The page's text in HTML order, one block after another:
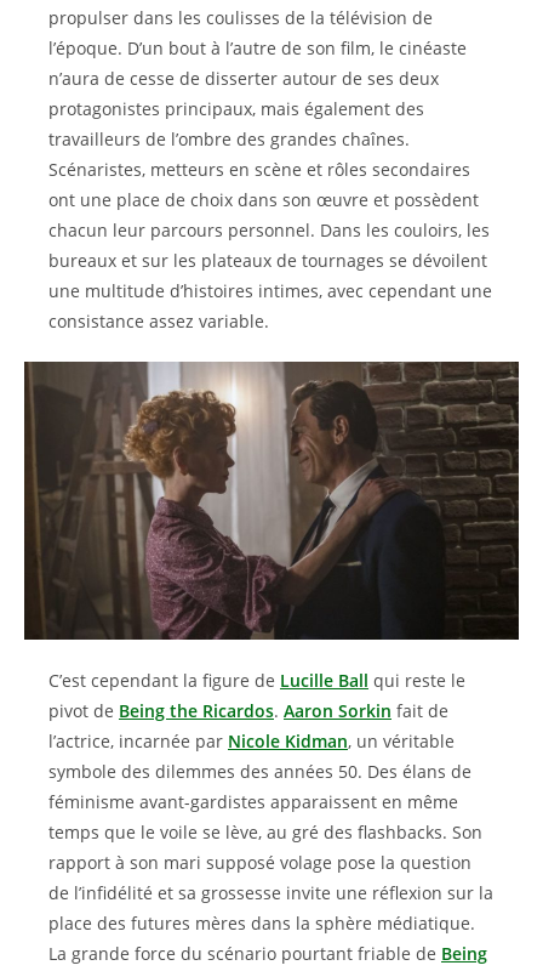
propulser dans les coulisses de la télévision de
l’époque. D’un bout à l’autre de son film, le cinéaste
n’aura de cesse de disserter autour de ses deux
protagonistes principaux, mais également des
travailleurs de l’ombre des grandes chaînes.
Scénaristes, metteurs en scène et rôles secondaires
ont une place de choix dans son œuvre et possèdent
chacun leur parcours personnel. Dans les couloirs, les
bureaux et sur les plateaux de tournages se dévoilent
une multitude d’histoires intimes, avec cependant une
consistance assez variable.
C’est cependant la figure de Lucille Ball qui reste le
pivot de Being the Ricardos. Aaron Sorkin fait de
l’actrice, incarnée par Nicole Kidman, un véritable
symbole des dilemmes des années 50. Des élans de
féminisme avant-gardistes apparaissent en même
temps que le voile se lève, au gré des flashbacks. Son
rapport à son mari supposé volage pose la question
de l’infidélité et sa grossesse invite une réflexion sur la
place des futures mères dans la sphère médiatique.
La grande force du scénario pourtant friable de Being